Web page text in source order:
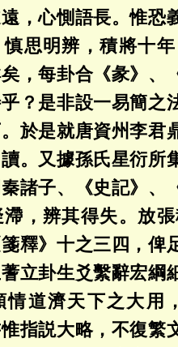
，心惻語長。惟恐
思明辨，積將十
，每卦合《彖》、
？是非設一易簡之
於是就唐資州李君
。又據孫氏星衍所
諸子、《史記》、
，辨其得失。放
釋》十之三四，俾
立卦生爻繫辭宏綱
情道濟天下之大用
指説大略，不復繁